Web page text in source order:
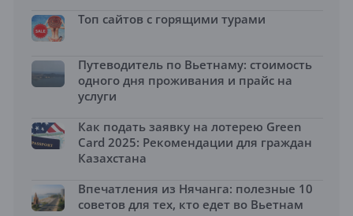
Топ сайтов с горящими турами
Путеводитель по Вьетнаму: стоимость
одного дня проживания и прайс на
услуги
Как подать заявку на лотерею Green
Card 2025: Рекомендации для граждан
Казахстана
Впечатления из Нячанга: полезные 10
советов для тех, кто едет во Вьетнам